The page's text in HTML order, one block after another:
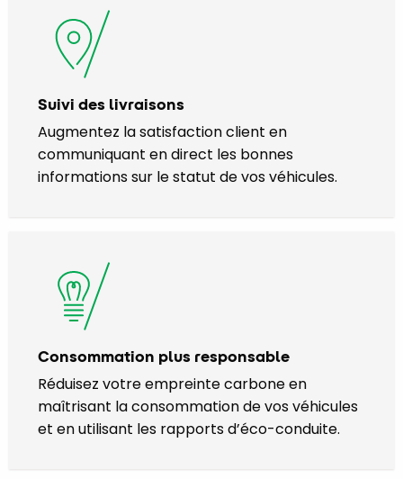
Suivi des livraisons
Augmentez la satisfaction client en
communiquant en direct les bonnes
informations sur le statut de vos véhicules.
Consommation plus responsable
Réduisez votre empreinte carbone en
maîtrisant la consommation de vos véhicules
et en utilisant les rapports d’éco-conduite.